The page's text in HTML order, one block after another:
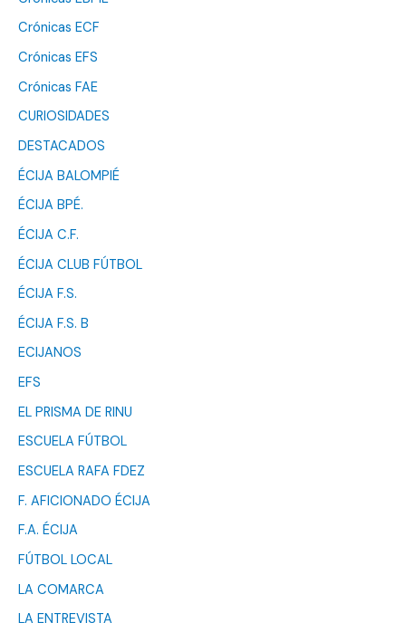
Crónicas ECF
Crónicas EFS
Crónicas FAE
CURIOSIDADES
DESTACADOS
ÉCIJA BALOMPIÉ
ÉCIJA BPÉ.
ÉCIJA C.F.
ÉCIJA CLUB FÚTBOL
ÉCIJA F.S.
ÉCIJA F.S. B
ECIJANOS
EFS
EL PRISMA DE RINU
ESCUELA FÚTBOL
ESCUELA RAFA FDEZ
F. AFICIONADO ÉCIJA
F.A. ÉCIJA
FÚTBOL LOCAL
LA COMARCA
LA ENTREVISTA